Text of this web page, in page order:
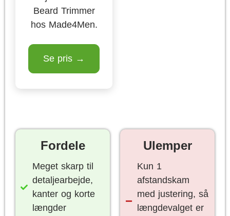
Beard Trimmer
hos Made4Men.
Se pris →
Fordele
Meget skarp til
detaljearbejde,
kanter og korte
længder
Ulemper
Kun 1
afstandskam
med justering, så
længdevalget er